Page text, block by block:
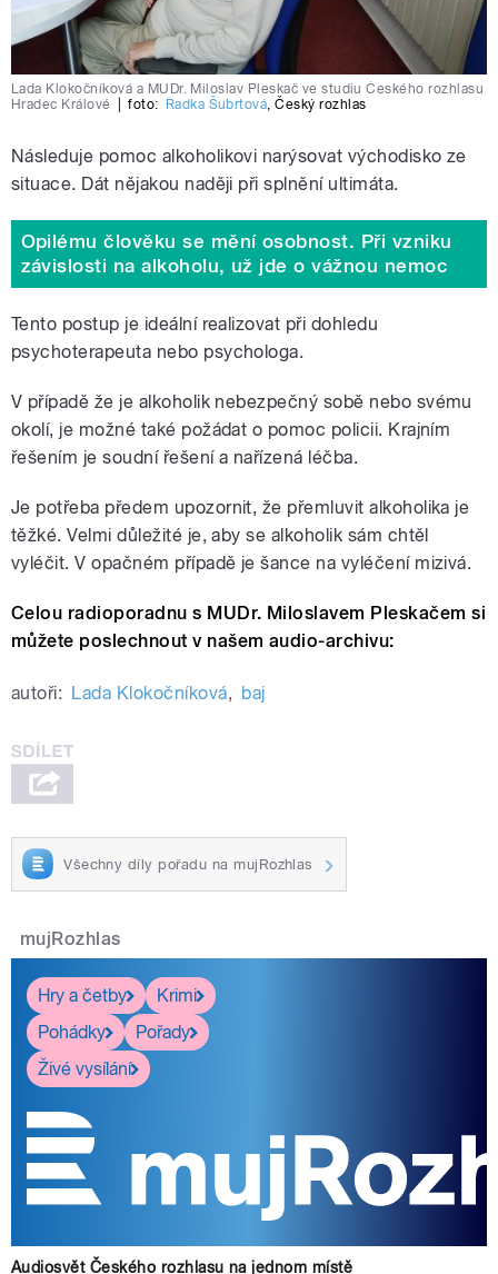
Lada Klokočníková a MUDr. Miloslav Pleskač ve studiu Českého rozhlasu
Hradec Králové
foto: Radka Šubrtová,Český rozhlas
Následuje pomoc alkoholikovi narýsovat východisko ze
situace. Dát nějakou naději při splnění ultimáta.
Opilému člověku se mění osobnost. Při vzniku
závislosti na alkoholu, už jde o vážnou nemoc
Tento postup je ideální realizovat při dohledu
psychoterapeuta nebo psychologa.
V případě že je alkoholik nebezpečný sobě nebo svému
okolí, je možné také požádat o pomoc policii. Krajním
řešením je soudní řešení a nařízená léčba.
Je potřeba předem upozornit, že přemluvit alkoholika je
těžké. Velmi důležité je, aby se alkoholik sám chtěl
vyléčit. V opačném případě je šance na vyléčení mizivá.
Celou radioporadnu s MUDr. Miloslavem Pleskačem si
můžete poslechnout v našem audio-archivu:
autoři: Lada Klokočníková, baj
Všechny díly pořadu na mujRozhlas
mujRozhlas
Hry a četby
Krimi
Pohádky
Pořady
Živé vysílání
Audiosvět Českého rozhlasu na jednom místě